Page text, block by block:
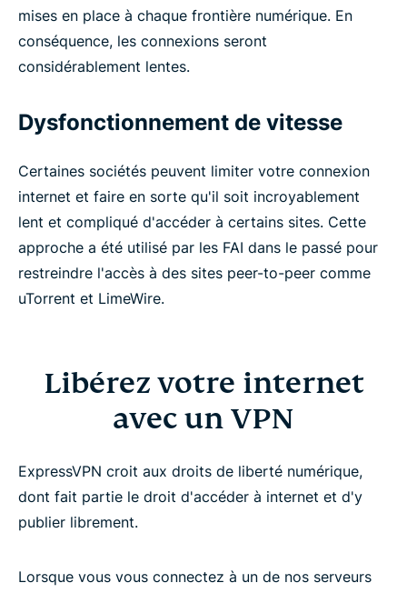
mises en place à chaque frontière numérique. En
conséquence, les connexions seront
considérablement lentes.
Dysfonctionnement de vitesse
Certaines sociétés peuvent limiter votre connexion
internet et faire en sorte qu'il soit incroyablement
lent et compliqué d'accéder à certains sites. Cette
approche a été utilisé par les FAI dans le passé pour
restreindre l'accès à des sites peer-to-peer comme
uTorrent et LimeWire.
Libérez votre internet
avec un VPN
ExpressVPN croit aux droits de liberté numérique,
dont fait partie le droit d'accéder à internet et d'y
publier librement.
Lorsque vous vous connectez à un de nos serveurs